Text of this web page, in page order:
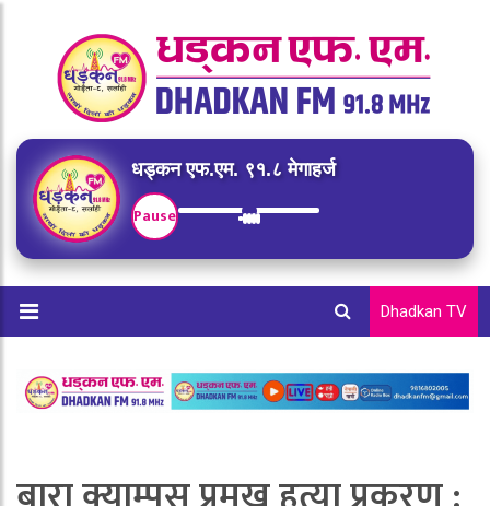
धड्कन एफ.एम. ९१.८ मेगाहर्ज
Pause
Dhadkan TV